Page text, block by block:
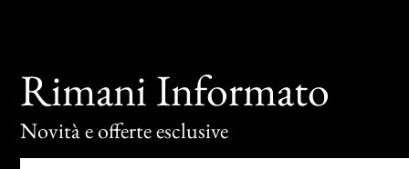
Rimani Informato
Novità e offerte esclusive